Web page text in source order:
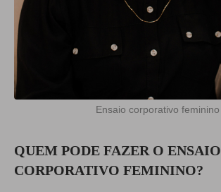
Ensaio corporativo feminino
QUEM PODE FAZER O ENSAIO
CORPORATIVO FEMININO?